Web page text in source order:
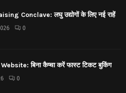
Conclave: लघु उद्योगों के लिए नई राहें
0
बिना कैप्चा करें फास्ट टिकट बुकिंग
0